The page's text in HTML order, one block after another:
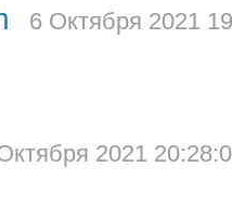
6 Октября 2021
2021